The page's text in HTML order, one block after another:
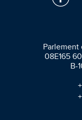
Parlement
08E165
B-